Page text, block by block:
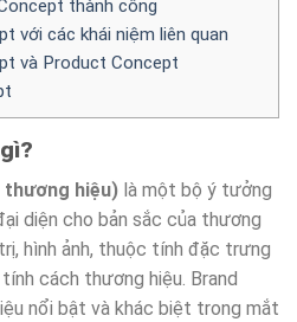
thành công
với các khái niệm liên quan
và Product Concept
thương hiệu) là một bộ ý tưởng
diện cho bản sắc của thương
hình ảnh, thuộc tính đặc trưng
cách thương hiệu. Brand
nổi bật và khác biệt trong mắt